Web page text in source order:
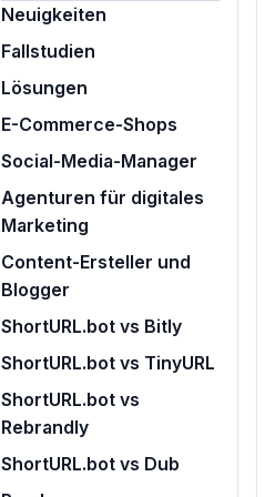
Neuigkeiten
Fallstudien
Lösungen
E-Commerce-Shops
Social-Media-Manager
Agenturen für digitales
Marketing
Content-Ersteller und
Blogger
ShortURL.bot vs Bitly
ShortURL.bot vs TinyURL
ShortURL.bot vs
Rebrandly
ShortURL.bot vs Dub